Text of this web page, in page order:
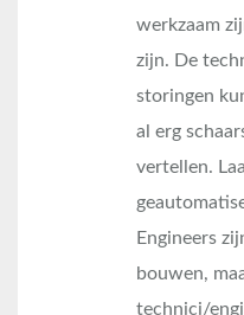
werkzaam
zijn. De
storingen
al erg
vertellen.
Engineers
bouwen,
technici/